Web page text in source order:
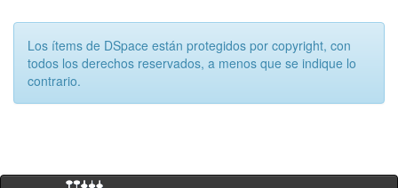
Los ítems de DSpace están protegidos por copyright, con
todos los derechos reservados, a menos que se indique lo
contrario.